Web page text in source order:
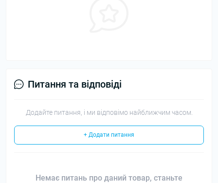
Питання та відповіді
Додайте питання, і ми відповімо найближчим часом.
+ Додати питання
Немає питань про даний товар, станьте